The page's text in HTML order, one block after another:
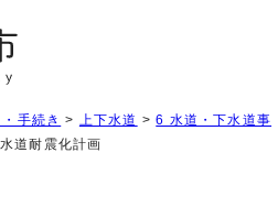
・手続き > 上下水道 >6 水道・下水道事
道耐震化計画